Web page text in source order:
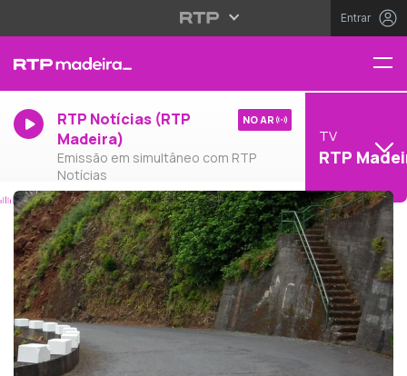
Entrar
RTP Notícias (RTP
Madeira)
Emissão em simultâneo com RTP
Notícias
NO AR
TV
RTP